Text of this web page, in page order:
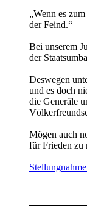
„Wenn es
der Feind.“
Bei unserem
der
Deswegen
und es doch
die Generäle
Mögen auch
für Frieden zu